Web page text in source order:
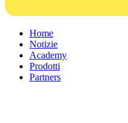
Home
Notizie
Academy
Prodotti
Partners